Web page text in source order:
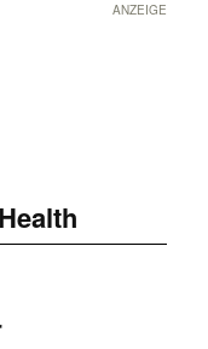
ANZEIGE